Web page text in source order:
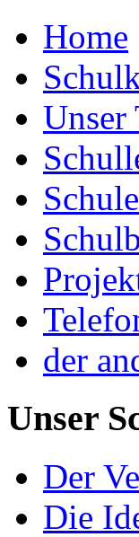
Home
Unser
der
Unser
Der
Die